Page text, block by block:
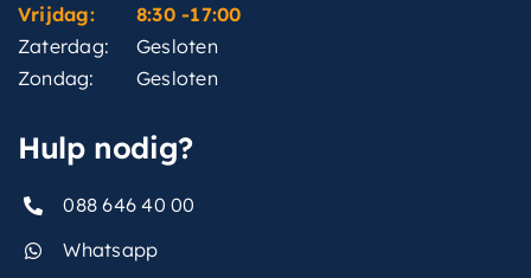
Vrijdag:
8:30 -17:00
Zaterdag:
Gesloten
Zondag:
Gesloten
Hulp nodig?
088 646 40 00
Whatsapp